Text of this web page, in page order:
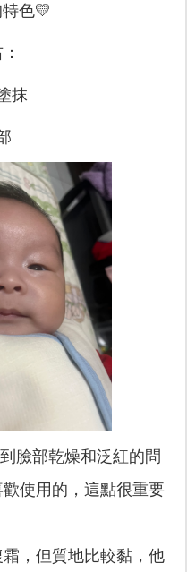
色💛
抹
臉部乾燥和泛紅的問
使用的，這點很重要
，但質地比較黏，他